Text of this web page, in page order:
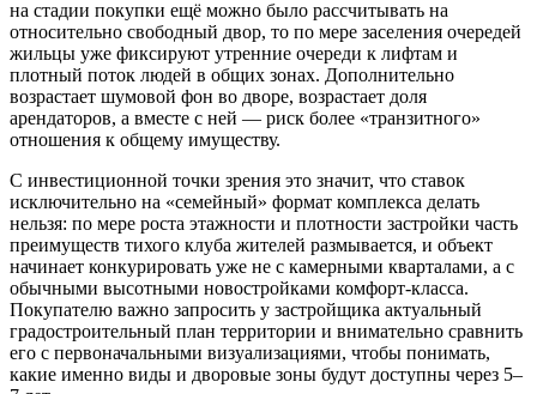
на стадии покупки ещё можно было рассчитывать на
относительно свободный двор, то по мере заселения очередей
жильцы уже фиксируют утренние очереди к лифтам и
плотный поток людей в общих зонах. Дополнительно
возрастает шумовой фон во дворе, возрастает доля
арендаторов, а вместе с ней — риск более «транзитного»
отношения к общему имуществу.
С инвестиционной точки зрения это значит, что ставок
исключительно на «семейный» формат комплекса делать
нельзя: по мере роста этажности и плотности застройки часть
преимуществ тихого клуба жителей размывается, и объект
начинает конкурировать уже не с камерными кварталами, а с
обычными высотными новостройками комфорт-класса.
Покупателю важно запросить у застройщика актуальный
градостроительный план территории и внимательно сравнить
его с первоначальными визуализациями, чтобы понимать,
какие именно виды и дворовые зоны будут доступны через 5–